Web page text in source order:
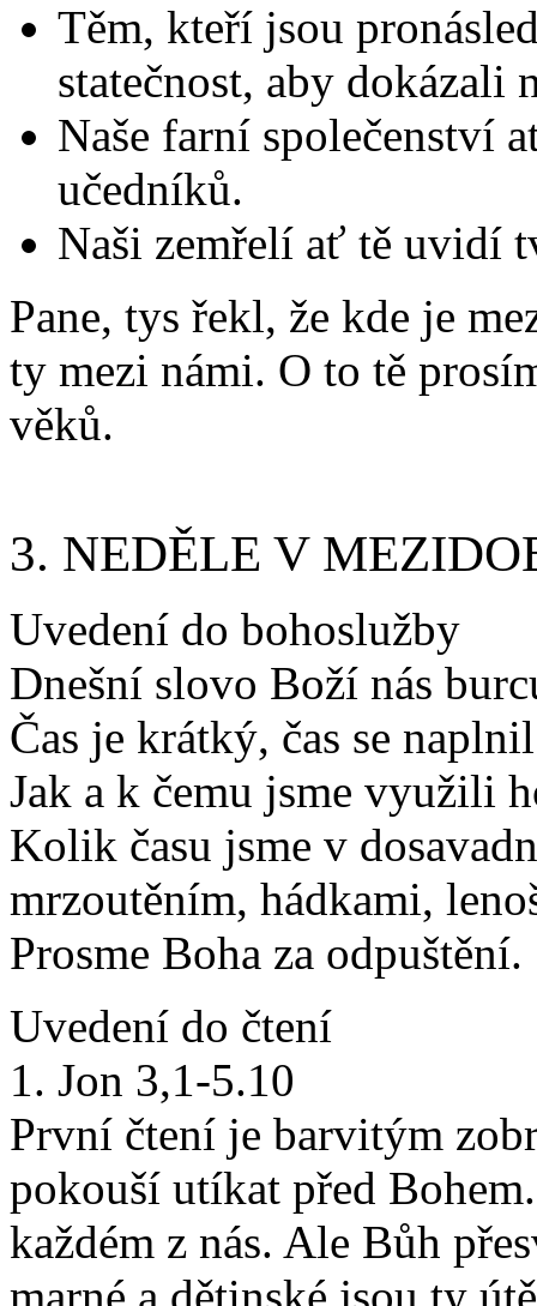
Těm, kteří jsou
statečnost, aby dokázali
Naše farní společenství
učedníků.
Naši zemřelí ať tě uvidí
Pane, tys řekl, že kde je
ty mezi námi. O to tě
věků.
3. NEDĚLE V
Uvedení do bohoslužby
Dnešní slovo Boží nás
Čas je krátký, čas se
Jak a k čemu jsme využili
Kolik času jsme v
mrzoutěním, hádkami,
Prosme Boha za odpuštění.
Uvedení do čtení
1. Jon 3,1-5.10
První čtení je barvitým
pokouší utíkat před
každém z nás. Ale Bůh